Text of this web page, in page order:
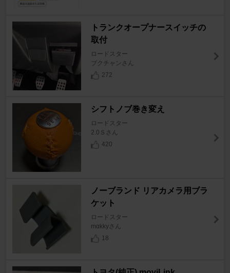
トランクオープナースイッチの
取付
ロードスター
ブクチャンさん
272
シフトノブ巻き変え
ロードスター
2.0Ｓさん
420
ノーブランド リアカメラ用ブラ
ケット
ロードスター
mαkkyさん
18